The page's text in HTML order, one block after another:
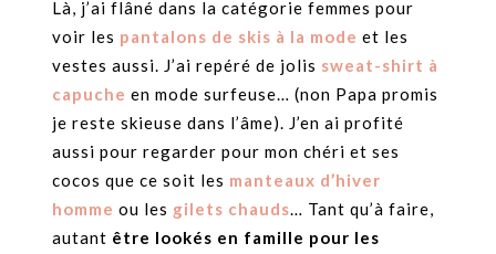
Là, j’ai flâné dans la catégorie femmes pour
voir les pantalons de skis à la mode et les
vestes aussi. J’ai repéré de jolis sweat-shirt à
capuche en mode surfeuse… (non Papa promis
je reste skieuse dans l’âme). J’en ai profité
aussi pour regarder pour mon chéri et ses
cocos que ce soit les manteaux d’hiver
homme ou les gilets chauds… Tant qu’à faire,
autant être lookés en famille pour les